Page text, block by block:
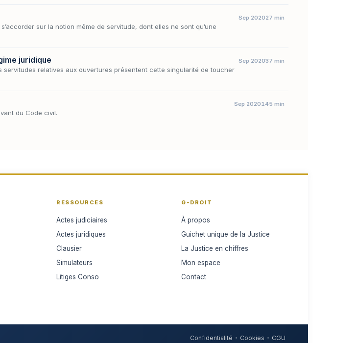
sur la notion même de servitude, dont elles ne sont qu’une
Sep 202027 min
juridique
relatives aux ouvertures présentent cette singularité de toucher
Sep 202037 min
du Code civil.
Sep 2020145 min
RESSOURCES
Actes judiciaires
Actes juridiques
Clausier
Simulateurs
Litiges Conso
G-DROIT
À propos
Guichet unique de la Justice
La Justice en chiffres
Mon espace
Contact
Confidentialité Cookies CGU